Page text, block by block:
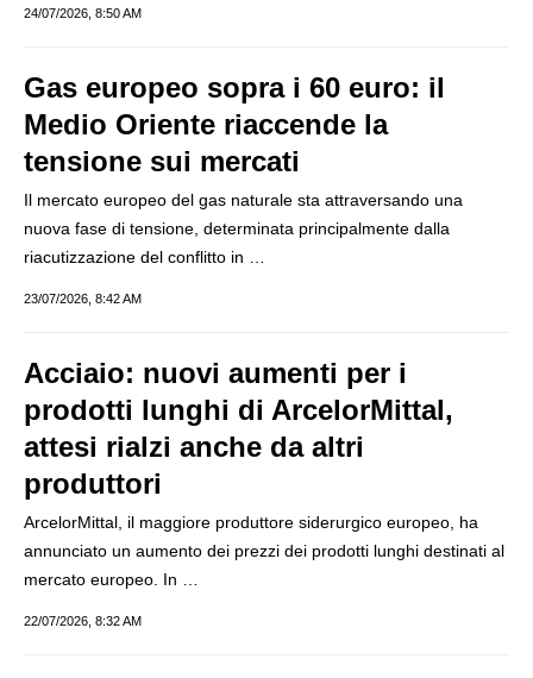
24/07/2026, 8:50 AM
Gas europeo sopra i 60 euro: il
Medio Oriente riaccende la
tensione sui mercati
Il mercato europeo del gas naturale sta attraversando una
nuova fase di tensione, determinata principalmente dalla
riacutizzazione del conflitto in …
23/07/2026, 8:42 AM
Acciaio: nuovi aumenti per i
prodotti lunghi di ArcelorMittal,
attesi rialzi anche da altri
produttori
ArcelorMittal, il maggiore produttore siderurgico europeo, ha
annunciato un aumento dei prezzi dei prodotti lunghi destinati al
mercato europeo. In …
22/07/2026, 8:32 AM